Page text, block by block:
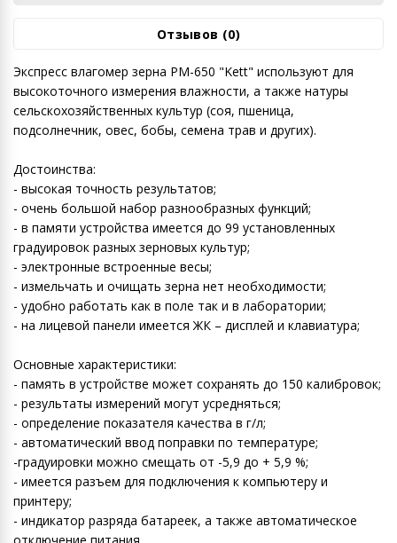
Отзывов (0)
Экспресс влагомер зерна РМ-650 "Kett" используют для
высокоточного измерения влажности, а также натуры
сельскохозяйственных культур (соя, пшеница,
подсолнечник, овес, бобы, семена трав и других).
Достоинства:
- высокая точность результатов;
- очень большой набор разнообразных функций;
- в памяти устройства имеется до 99 установленных
градуировок разных зерновых культур;
- электронные встроенные весы;
- измельчать и очищать зерна нет необходимости;
- удобно работать как в поле так и в лаборатории;
- на лицевой панели имеется ЖК – дисплей и клавиатура;
Основные характеристики:
- память в устройстве может сохранять до 150 калибровок;
- результаты измерений могут усредняться;
- определение показателя качества в г/л;
- автоматический ввод поправки по температуре;
-градуировки можно смещать от -5,9 до + 5,9 %;
- имеется разъем для подключения к компьютеру и
принтеру;
- индикатор разряда батареек, а также автоматическое